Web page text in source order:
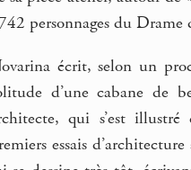
personnages du
écrit, selon un
d’une cabane de
qui s’est illustré
essais